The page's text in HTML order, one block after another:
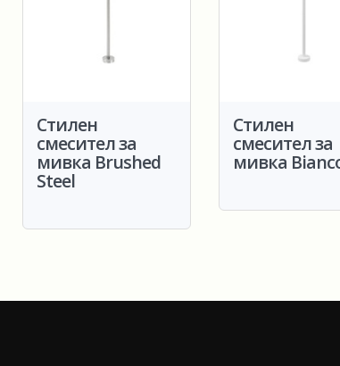
Стилен
смесител за
мивка Brushed
Steel
Стилен
смесител за
мивка